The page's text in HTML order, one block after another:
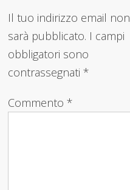
Il tuo indirizzo email non
sarà pubblicato. I campi
obbligatori sono
contrassegnati*
Commento*